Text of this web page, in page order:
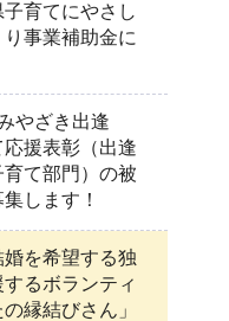
子育てにやさし
事業補助金に
やざき出逢
援表彰（出逢
て部門）の被
します！
を希望する独
るボランティ
縁結びさん」